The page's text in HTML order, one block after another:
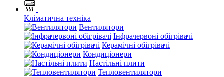
Кліматична техніка
Вентилятори
Інфрачервоні обігрівачі
Керамічні обігрівачі
Кондиціонери
Настільні плити
Тепловентилятори